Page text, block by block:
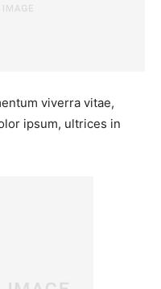
viverra vitae,
ipsum, ultrices in